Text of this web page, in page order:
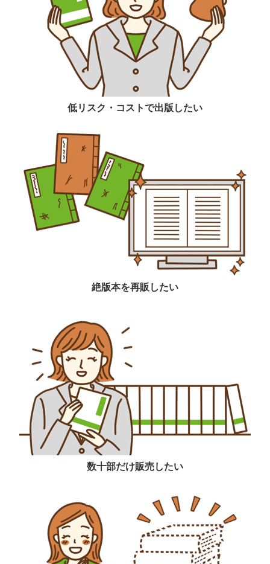
低リスク・コストで出版したい
絶版本を再販したい
数十部だけ販売したい